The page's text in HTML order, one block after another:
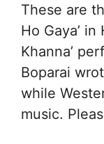
These are
Ho Gaya’
Khanna’
Boparai
while
music.